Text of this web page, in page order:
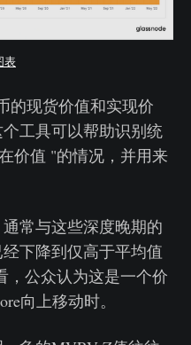
表
的现货价值和实现价
工具可以帮助识别统
价值 "的情况，并用来
常与这些深度晚期的
下降到仅高于平均值
，公众认为这是一个价
向上移动时。